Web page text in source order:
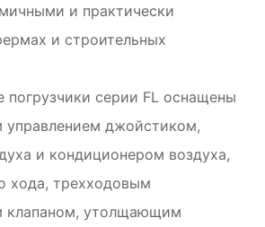
и практически
и строительных
погрузчики серии FL оснащены
управлением джойстиком,
и кондиционером воздуха,
хода, трехходовым
клапаном, утолщающим